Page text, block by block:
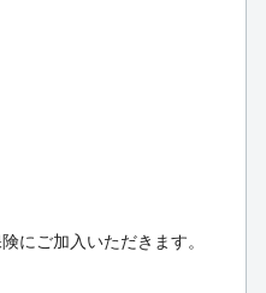
にご加入いただきます。